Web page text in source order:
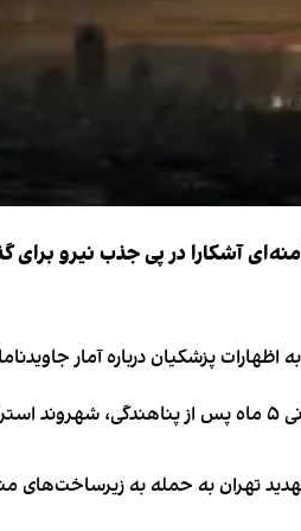
آشکارا در پی جذب نیرو
پزشکیان درباره آمار
تهران به حمله به زیرساخت‌های